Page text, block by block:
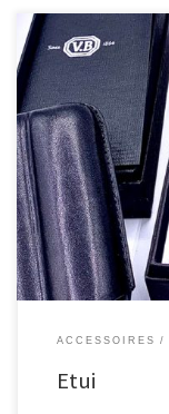
ACCESSOIRES
Etui